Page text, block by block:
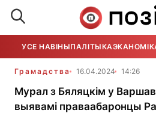
УСЕ НАВІНЫПАЛІТЫКА
Грамадства 16.04.2024 14:26
Мурал з Бяляцкім у
выявамі праваабаронцы